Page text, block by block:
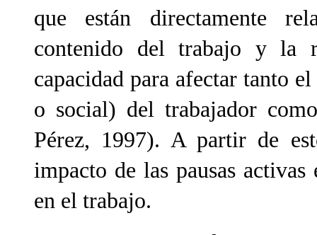
que están directamente
contenido del trabajo y la
capacidad para afectar tanto
o social) del trabajador
Pérez, 1997). A partir de
impacto de las pausas
en el trabajo.